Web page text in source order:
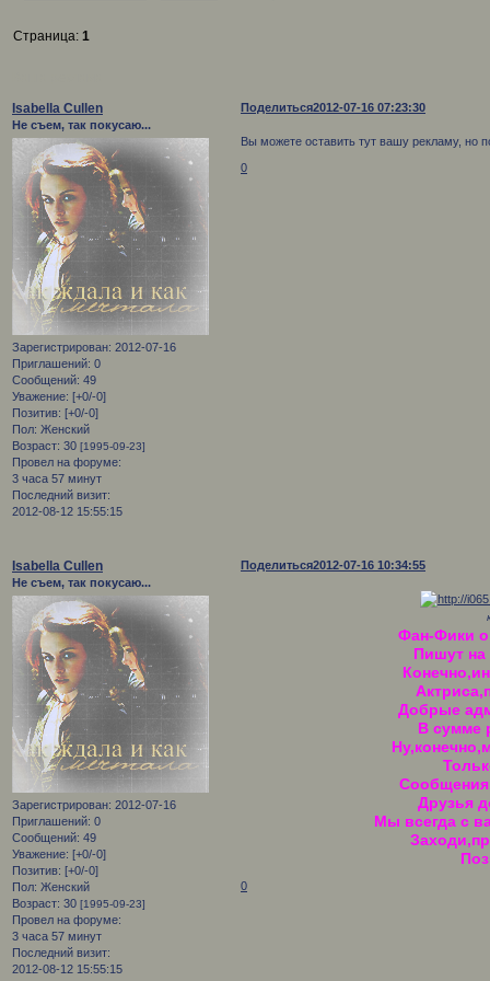
Страница:1
Поделиться2012-07-16 07:23:30
Isabella Cullen
Не съем, так покусаю...
Зарегистрирован: 2012-07-16
Приглашений: 0
Сообщений: 49
Уважение: [+0/-0]
Позитив: [+0/-0]
Пол: Женский
Возраст: 30 [1995-09-23]
Провел на форуме:
3 часа 57 минут
Последний визит:
2012-08-12 15:55:15
Вы можете оставить тут вашу рекламу, но
0
Поделиться2012-07-16 10:34:55
Isabella Cullen
Не съем, так покусаю...
Зарегистрирован: 2012-07-16
Приглашений: 0
Сообщений: 49
Уважение: [+0/-0]
Позитив: [+0/-0]
Пол: Женский
Возраст: 30 [1995-09-23]
Провел на форуме:
3 часа 57 минут
Последний визит:
2012-08-12 15:55:15
Фан-Фики о
Пишут
Добрые
В сумме
Сообщения
Друзья
Мы всегда с
0